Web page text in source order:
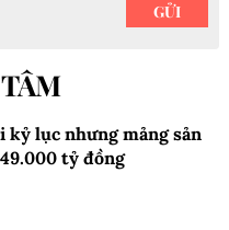
kỷ lục nhưng mảng sản
tỷ đồng